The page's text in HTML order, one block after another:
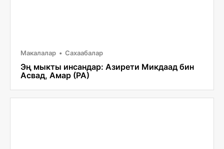
Макалалар Сахаабалар
Эң мыкты инсандар: Азирети Микдаад бин
Асвад, Амар (РА)